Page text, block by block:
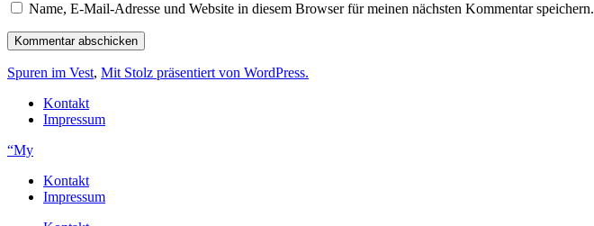
Name, E-Mail-Adresse und Website in diesem Browser für meinen nächsten Kommentar speichern.
Spuren im Vest, Mit Stolz präsentiert von WordPress.
Kontakt
Impressum
“My
Kontakt
Impressum